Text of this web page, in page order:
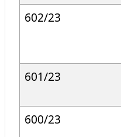
602/23
601/23
600/23